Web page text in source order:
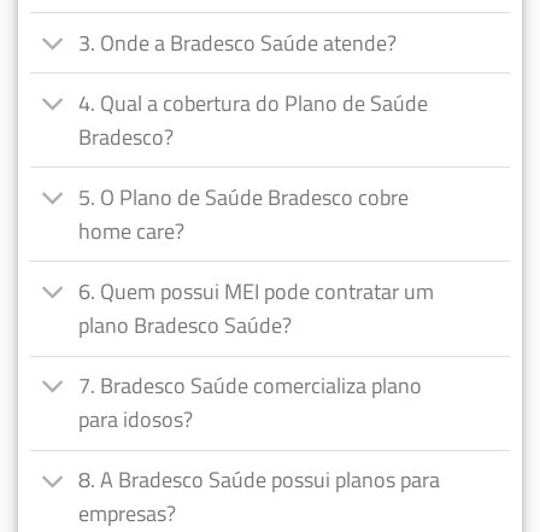
3. Onde a Bradesco Saúde atende?
4. Qual a cobertura do Plano de Saúde
Bradesco?
5. O Plano de Saúde Bradesco cobre
home care?
6. Quem possui MEI pode contratar um
plano Bradesco Saúde?
7. Bradesco Saúde comercializa plano
para idosos?
8. A Bradesco Saúde possui planos para
empresas?